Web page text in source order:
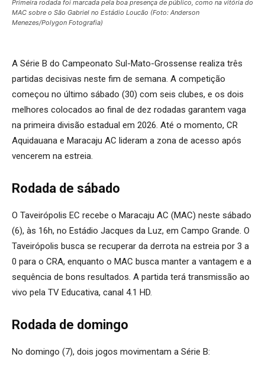
Primeira rodada foi marcada pela boa presença de público, como na vitória do
MAC sobre o São Gabriel no Estádio Loucão (Foto: Anderson
Menezes/Polygon Fotografia)
A Série B do Campeonato Sul-Mato-Grossense realiza três
partidas decisivas neste fim de semana. A competição
começou no último sábado (30) com seis clubes, e os dois
melhores colocados ao final de dez rodadas garantem vaga
na primeira divisão estadual em 2026. Até o momento, CR
Aquidauana e Maracaju AC lideram a zona de acesso após
vencerem na estreia.
Rodada de sábado
O Taveirópolis EC recebe o Maracaju AC (MAC) neste sábado
(6), às 16h, no Estádio Jacques da Luz, em Campo Grande. O
Taveirópolis busca se recuperar da derrota na estreia por 3 a
0 para o CRA, enquanto o MAC busca manter a vantagem e a
sequência de bons resultados. A partida terá transmissão ao
vivo pela TV Educativa, canal 4.1 HD.
Rodada de domingo
No domingo (7), dois jogos movimentam a Série B: